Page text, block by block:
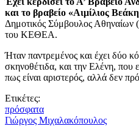
και το βραβείο «Αιμίλιος
Δημοτικός Σύμβουλος Αθηναίων
του ΚΕΘΕΑ.
Ήταν παντρεμένος και έχει δύο
σκηνοθέτιδα, και την Ελένη, που
πως είναι αριστερός, αλλά δεν
Ετικέτες:
πρόσφατα
Γιώργος Μιχαλακόπουλος